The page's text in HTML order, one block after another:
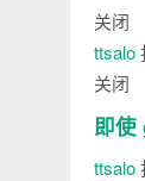
关闭
ttsalo
关闭
即使
ttsalo